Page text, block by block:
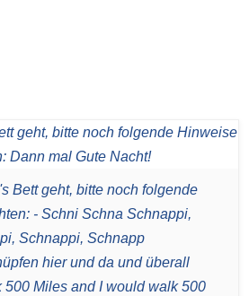
Bett geht, bitte noch folgende
- Schni Schna Schnappi,
Schnappi, Schnapp
hier und da und überall
500 Miles and I would walk 500